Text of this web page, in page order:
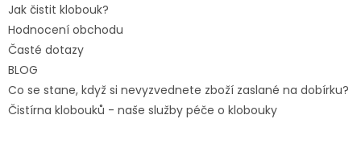
Jak čistit klobouk?
Hodnocení obchodu
Časté dotazy
BLOG
Co se stane, když si nevyzvednete zboží zaslané na dobírku?
Čistírna klobouků - naše služby péče o klobouky